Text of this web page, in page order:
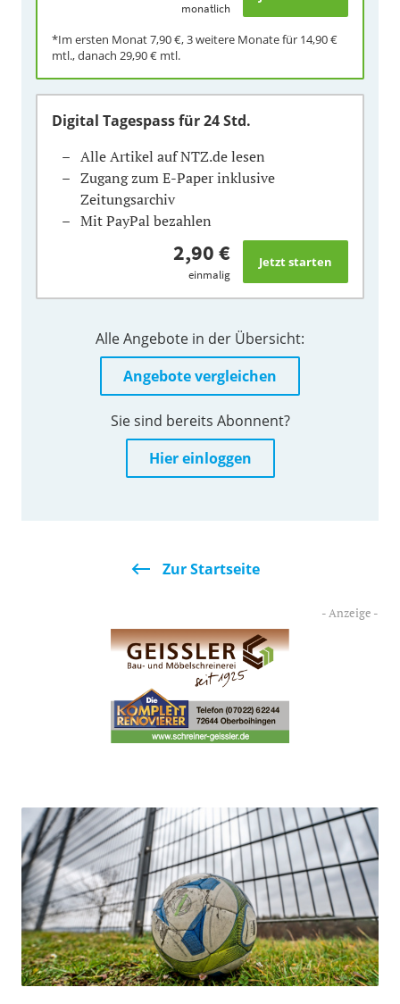
monatlich
*Im ersten Monat7,90 €, 3 weitere Monate für 14,90 €
mtl., danach 29,90 € mtl.
Digital Tagespassfür 24 Std.
Alle Artikel auf NTZ.de lesen
Zugang zum E-Paper inklusive
Zeitungsarchiv
Mit PayPal bezahlen
2,90 €
einmalig
Alle Angebote in der Übersicht:
Angebote vergleichen
Sie sind bereits Abonnent?
Hier einloggen
Zur Startseite